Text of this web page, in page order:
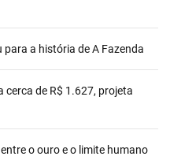
a história de A Fazenda
cerca de R$ 1.627, projeta
o ouro e o limite humano